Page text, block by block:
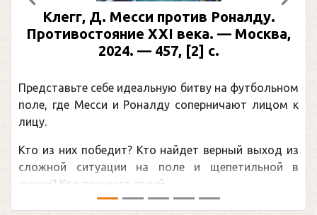
Клегг, Д. Месси против Роналду.
Противостояние XXI века. — Москва,
2024. — 457, [2] с.
Представьте себе идеальную битву на футбольном
поле, где Месси и Роналду соперничают лицом к
лицу.
Кто из них победит? Кто найдет верный выход из
сложной ситуации на поле и щепетильной в
жизни? Кто принесет своей ...
Предыдущий